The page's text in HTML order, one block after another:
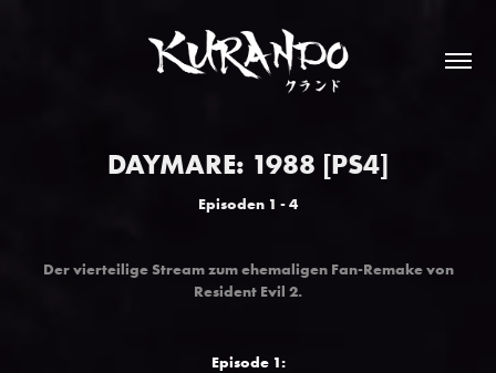
DAYMARE: 1988 [PS4]
Episoden 1 - 4
Der vierteilige Stream zum ehemaligen Fan-Remake von
Resident Evil 2.
Episode 1: